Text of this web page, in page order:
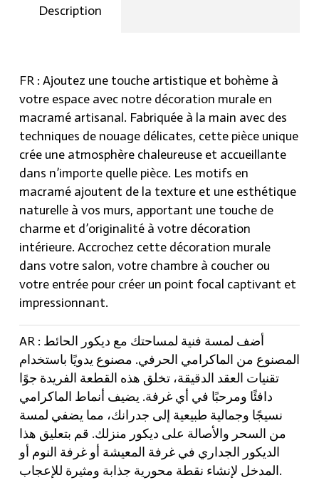
Description
FR : Ajoutez une touche artistique et bohème à
votre espace avec notre décoration murale en
macramé artisanal. Fabriquée à la main avec des
techniques de nouage délicates, cette pièce unique
crée une atmosphère chaleureuse et accueillante
dans n’importe quelle pièce. Les motifs en
macramé ajoutent de la texture et une esthétique
naturelle à vos murs, apportant une touche de
charme et d’originalité à votre décoration
intérieure. Accrochez cette décoration murale
dans votre salon, votre chambre à coucher ou
votre entrée pour créer un point focal captivant et
impressionnant.
AR : أضف لمسة فنية لمساحتك مع ديكور الحائط
المصنوع من الماكرامي الحرفي. مصنوع يدويًا باستخدام
تقنيات العقد الدقيقة، تخلق هذه القطعة الفريدة جوًا
دافئًا ومرحبًا في أي غرفة. يضيف أنماط الماكرامي
نسيجًا وجمالية طبيعية إلى جدرانك، مما يضفي لمسة
من السحر والأصالة على ديكور منزلك. قم بتعليق هذا
الديكور الجداري في غرفة المعيشة أو غرفة النوم أو
المدخل لإنشاء نقطة محورية جذابة ومثيرة للإعجاب.